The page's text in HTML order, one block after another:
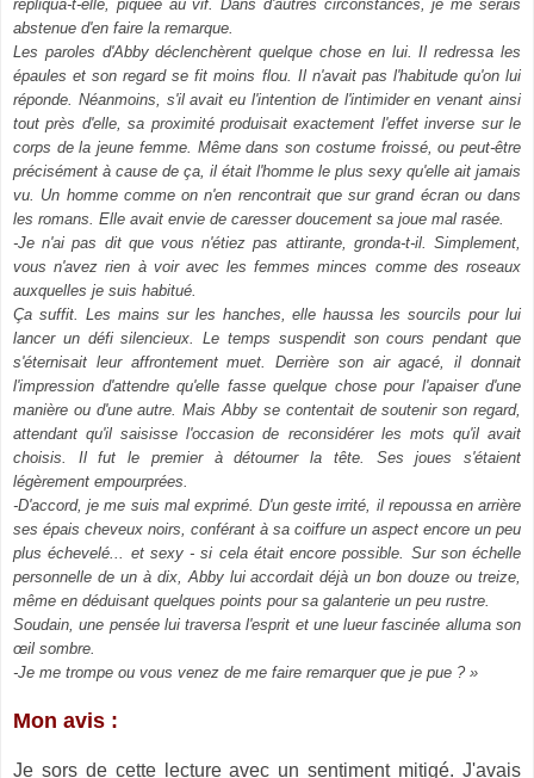
répliqua-t-elle, piquée au vif. Dans d'autres circonstances, je me serais
abstenue d'en faire la remarque.
Les paroles d'Abby déclenchèrent quelque chose en lui. Il redressa les
épaules et son regard se fit moins flou. Il n'avait pas l'habitude qu'on lui
réponde. Néanmoins, s'il avait eu l'intention de l'intimider en venant ainsi
tout près d'elle, sa proximité produisait exactement l'effet inverse sur le
corps de la jeune femme. Même dans son costume froissé, ou peut-être
précisément à cause de ça, il était l'homme le plus sexy qu'elle ait jamais
vu. Un homme comme on n'en rencontrait que sur grand écran ou dans
les romans. Elle avait envie de caresser doucement sa joue mal rasée.
-Je n'ai pas dit que vous n'étiez pas attirante, gronda-t-il. Simplement,
vous n'avez rien à voir avec les femmes minces comme des roseaux
auxquelles je suis habitué.
Ça suffit. Les mains sur les hanches, elle haussa les sourcils pour lui
lancer un défi silencieux. Le temps suspendit son cours pendant que
s'éternisait leur affrontement muet. Derrière son air agacé, il donnait
l'impression d'attendre qu'elle fasse quelque chose pour l'apaiser d'une
manière ou d'une autre. Mais Abby se contentait de soutenir son regard,
attendant qu'il saisisse l'occasion de reconsidérer les mots qu'il avait
choisis. Il fut le premier à détourner la tête. Ses joues s'étaient
légèrement empourprées.
-D'accord, je me suis mal exprimé. D'un geste irrité, il repoussa en arrière
ses épais cheveux noirs, conférant à sa coiffure un aspect encore un peu
plus échevelé... et sexy - si cela était encore possible. Sur son échelle
personnelle de un à dix, Abby lui accordait déjà un bon douze ou treize,
même en déduisant quelques points pour sa galanterie un peu rustre.
Soudain, une pensée lui traversa l'esprit et une lueur fascinée alluma son
œil sombre.
-Je me trompe ou vous venez de me faire remarquer que je pue ? »
Mon avis :
Je sors de cette lecture avec un sentiment mitigé. J'avais